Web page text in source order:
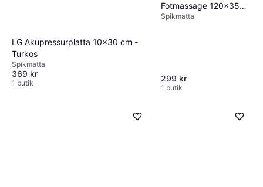
LG Akupressurplatta 10x30 cm -
Turkos
Spikmatta
369 kr
1 butik
Fotmassage 120x35
cm
Spikmatta
299 kr
1 butik